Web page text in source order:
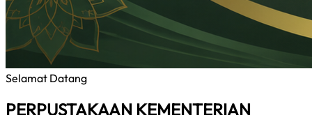
Selamat Datang
PERPUSTAKAAN KEMENTERIAN